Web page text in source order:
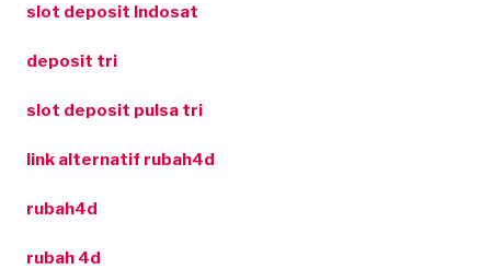
slot deposit Indosat
deposit tri
slot deposit pulsa tri
link alternatif rubah4d
rubah4d
rubah 4d